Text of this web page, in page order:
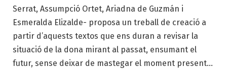
Serrat, Assumpció Ortet, Ariadna de Guzmán i
Esmeralda Elizalde- proposa un treball de creació a
partir d’aquests textos que ens duran a revisar la
situació de la dona mirant al passat, ensumant el
futur, sense deixar de mastegar el moment present…